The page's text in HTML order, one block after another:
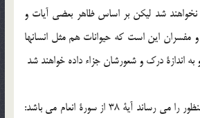
شد ليكن بر اساس ظاهر بعضي آيات و
مفسران اين است كه حيوانات هم مثل انسانها
اندازة درك و شعورشان جزاء داده خواهند شد
و صريحترين آيه كه اين منظور را مي رساند آية 38 از سورة انعام مي باشد: